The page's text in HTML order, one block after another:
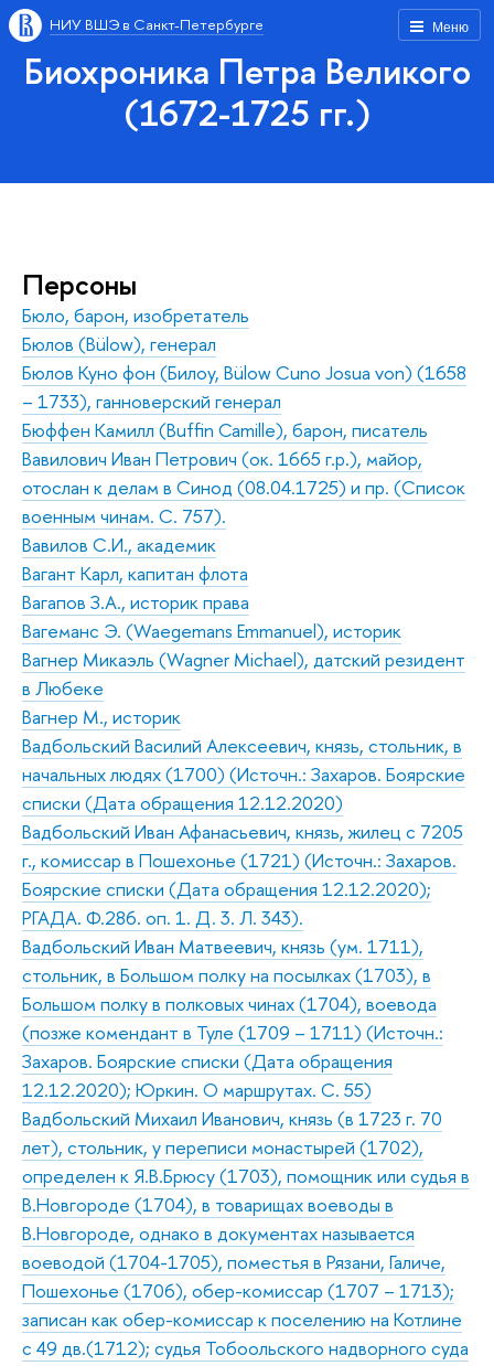
Меню
НИУ ВШЭ в Санкт-Петербурге
Биохроника Петра Великого
(1672-1725 гг.)
Персоны
Бюло, барон, изобретатель
Бюлов (Bülow), генерал
Бюлов Куно фон (Билоу, Bülow Cuno Josua von) (1658
– 1733), ганноверский генерал
Бюффен Камилл (Buffin Camille), барон, писатель
Вавилович Иван Петрович (ок. 1665 г.р.), майор,
отослан к делам в Синод (08.04.1725) и пр. (Список
военным чинам. С. 757).
Вавилов С.И., академик
Вагант Карл, капитан флота
Вагапов З.А., историк права
Вагеманс Э. (Waegemans Emmanuel), историк
Вагнер Микаэль (Wagner Michael), датский резидент
в Любеке
Вагнер М., историк
Вадбольский Василий Алексеевич, князь, стольник, в
начальных людях (1700) (Источн.: Захаров. Боярские
списки (Дата обращения 12.12.2020)
Вадбольский Иван Афанасьевич, князь, жилец с 7205
г., комиссар в Пошехонье (1721) (Источн.: Захаров.
Боярские списки (Дата обращения 12.12.2020);
РГАДА. Ф.286. оп. 1. Д. 3. Л. 343).
Вадбольский Иван Матвеевич, князь (ум. 1711),
стольник, в Большом полку на посылках (1703), в
Большом полку в полковых чинах (1704), воевода
(позже комендант в Туле (1709 – 1711) (Источн.:
Захаров. Боярские списки (Дата обращения
12.12.2020); Юркин. О маршрутах. С. 55)
Вадбольский Михаил Иванович, князь (в 1723 г. 70
лет), стольник, у переписи монастырей (1702),
определен к Я.В.Брюсу (1703), помощник или судья в
В.Новгороде (1704), в товарищах воеводы в
В.Новгороде, однако в документах называется
воеводой (1704-1705), поместья в Рязани, Галиче,
Пошехонье (1706), обер-комиссар (1707 – 1713);
записан как обер-комиссар к поселению на Котлине
с 49 дв.(1712); судья Тобоольского надворного суда